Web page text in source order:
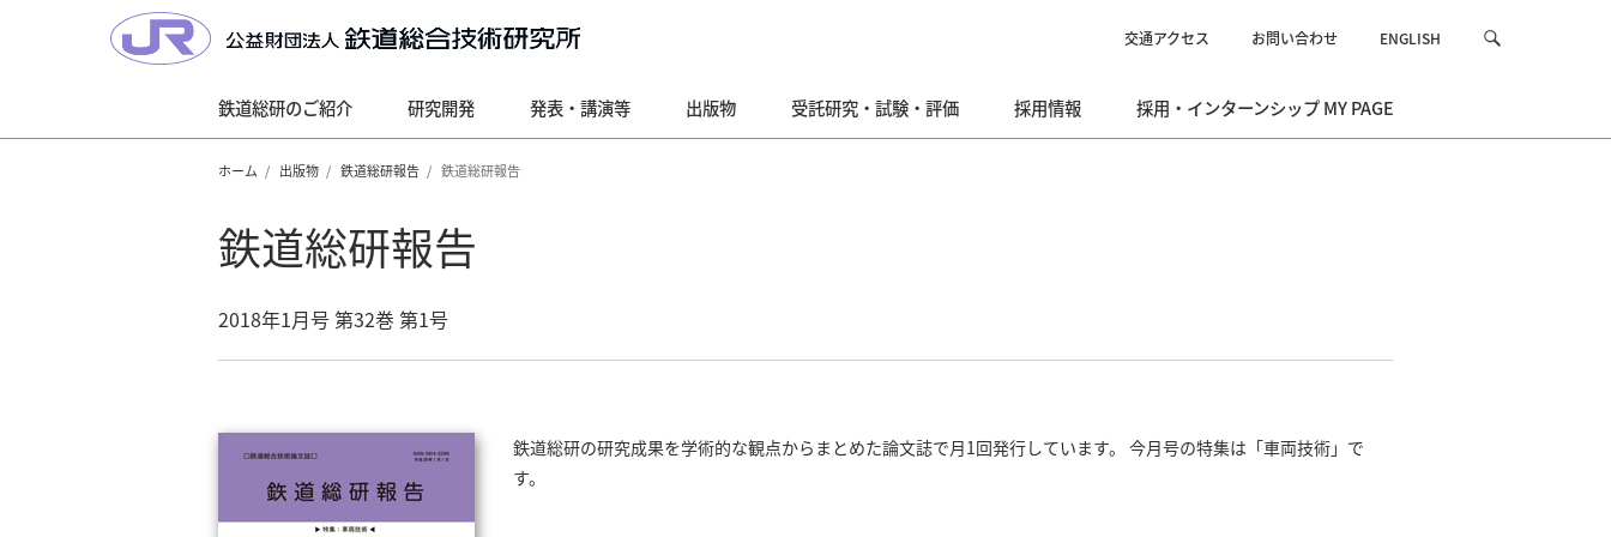
交通アクセス お問い合わせ ENGLISH
サ
を
鉄道総研のご紹介 研究開発 発表・講演等 出版物 受託研究・試験・評価 採用情報 採用・インターンシップ MY PAGE
ホーム 出版物 鉄道総研報告 鉄道総研報告
鉄道総研報告
2018年1月号 第32巻 第1号
鉄道総研の研究成果を学術的な観点からまとめた論文誌で月1回発行しています。 今月号の特集は「車両技術」で
す。